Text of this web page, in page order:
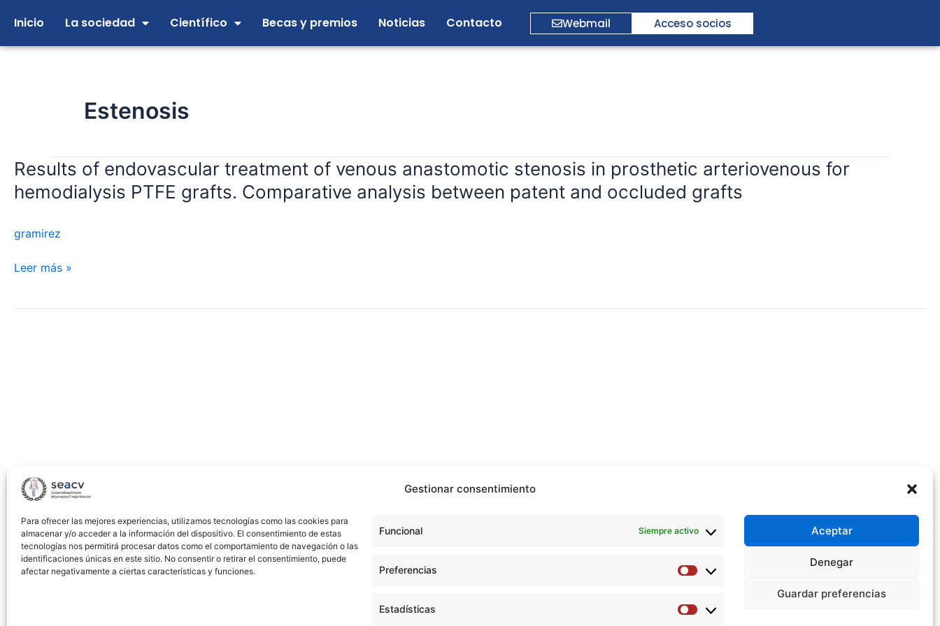
Gestionar consentimiento
Para ofrecer las mejores experiencias, utilizamos tecnologías como las cookies para
almacenar y/o acceder a la información del dispositivo. El consentimiento de estas
tecnologías nos permitirá procesar datos como el comportamiento de navegación o las
identificaciones únicas en este sitio. No consentir o retirar el consentimiento, puede
afectar negativamente a ciertas características y funciones.
Funcional Siempre activo
Preferencias
Preferencias
Estadísticas
Estadísticas
Aceptar
Denegar
Guardar preferencias
contenido
Inicio La sociedad Científico Becas y premios Noticias Contacto Webmail Acceso socios
Estenosis
Results of endovascular treatment of venous anastomotic stenosis in prosthetic arteriovenous for
hemodialysis PTFE grafts. Comparative analysis between patent and occluded grafts
gramirez
Results
of
endovascular
of
anastomotic
in
between
patent
occluded
grafts
Leer más »